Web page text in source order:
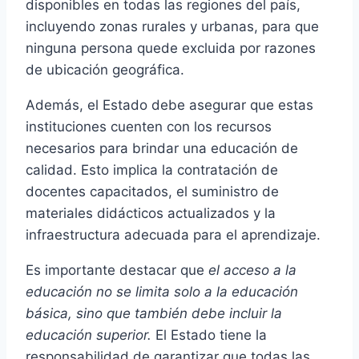
disponibles en todas las regiones del país,
incluyendo zonas rurales y urbanas, para que
ninguna persona quede excluida por razones
de ubicación geográfica.
Además, el Estado debe asegurar que estas
instituciones cuenten con los recursos
necesarios para brindar una educación de
calidad. Esto implica la contratación de
docentes capacitados, el suministro de
materiales didácticos actualizados y la
infraestructura adecuada para el aprendizaje.
Es importante destacar que el acceso a la
educación no se limita solo a la educación
básica, sino que también debe incluir la
educación superior. El Estado tiene la